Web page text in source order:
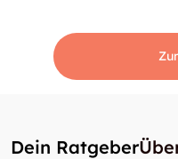
Dein Ratgeber